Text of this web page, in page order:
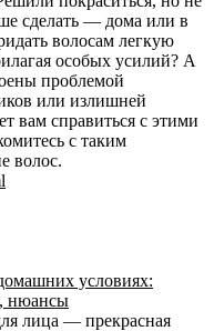
сделать — дома или в
волосам легкую
особых усилий? А
проблемой
или излишней
вам справиться с этими
с таким
волос.
условиях:
нюансы
лица — прекрасная